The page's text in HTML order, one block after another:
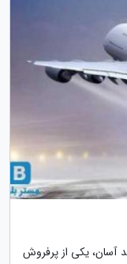
آسان، یکی از پرفروش